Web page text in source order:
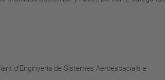
d'Enginyeria de Sistemes Aeroespacials a